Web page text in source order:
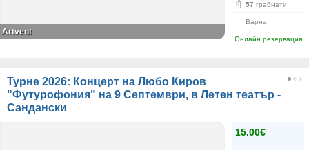
57 грабнати
Варна
Онлайн резервация
Artvent
Турне 2026: Концерт на Любо Киров
"Футурофония" на 9 Септември, в Летен театър -
Сандански
15.00€